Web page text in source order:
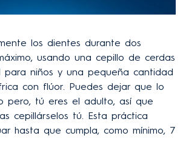
los dientes durante dos
usando una cepillo de cerdas
para niños y una pequeña cantidad
con flúor. Puedes dejar que lo
pero, tú eres el adulto, así que
cepillárselos tú. Esta práctica
hasta que cumpla, como mínimo, 7